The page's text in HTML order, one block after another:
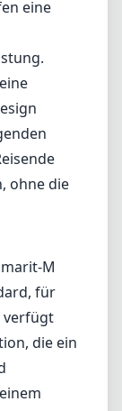
M
für
die ein
gut
unter
in
sein